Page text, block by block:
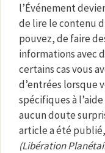
l’Événement
de lire le contenu
pouvez, de faire
informations avec
certains cas vous
d’entrées lorsque
spécifiques à
aucun doute
article a été
(Libération